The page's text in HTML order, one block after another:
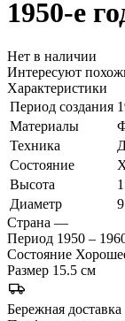
1950-е
Нет в наличии
Интересуют
Характеристики
Период создания
Материалы
Техника
Состояние
Высота
Диаметр
Страна —
Период 1950 –
Состояние
Размер 15.5 см
Бережная доставка